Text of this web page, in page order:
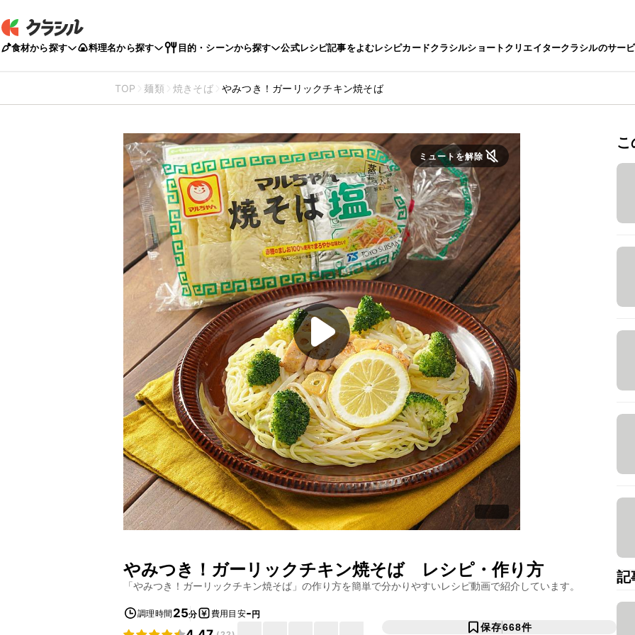
食材から探す 料理名から探す 目的・シーンから探す 公式レシピ記事をよむレシピカードクラシルショートクリエイタークラシルのサー
TOP 麺類 焼きそば やみつき！ガーリックチキン焼そば
ミュートを解除
やみつき！ガーリックチキン焼そばレシピ・作り方
「やみつき！ガーリックチキン焼そば 」の作り方を簡単で分かりやすいレシピ動画で紹介しています。
調理時間 25分 費用目安-円
保存668件
記